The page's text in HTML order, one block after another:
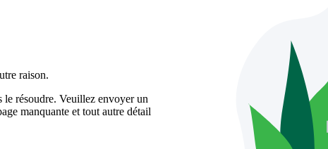
raison.
le résoudre. Veuillez envoyer un
manquante et tout autre détail